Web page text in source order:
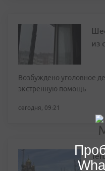
из
Возбуждено уголовное
экстренную помощь
сегодня, 09:21